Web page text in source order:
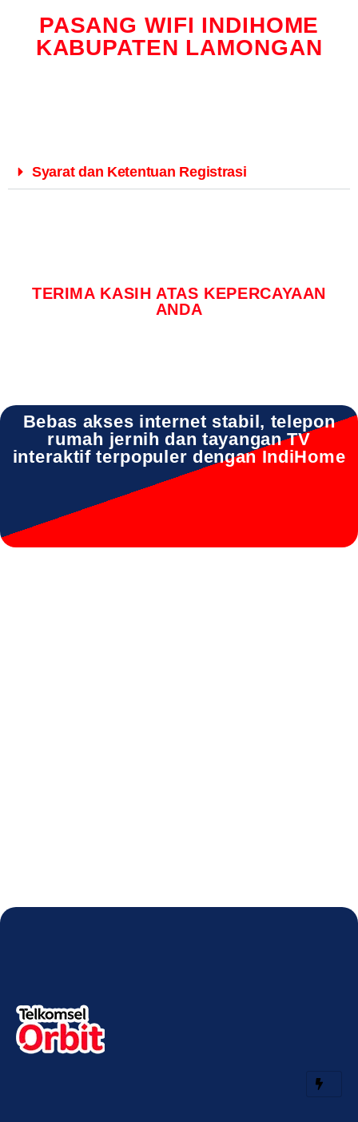
PASANG WIFI INDIHOME
KABUPATEN LAMONGAN
Syarat dan Ketentuan Registrasi
TERIMA KASIH ATAS KEPERCAYAAN
ANDA
Bebas akses internet stabil, telepon
rumah jernih dan tayangan TV
interaktif terpopuler dengan IndiHome